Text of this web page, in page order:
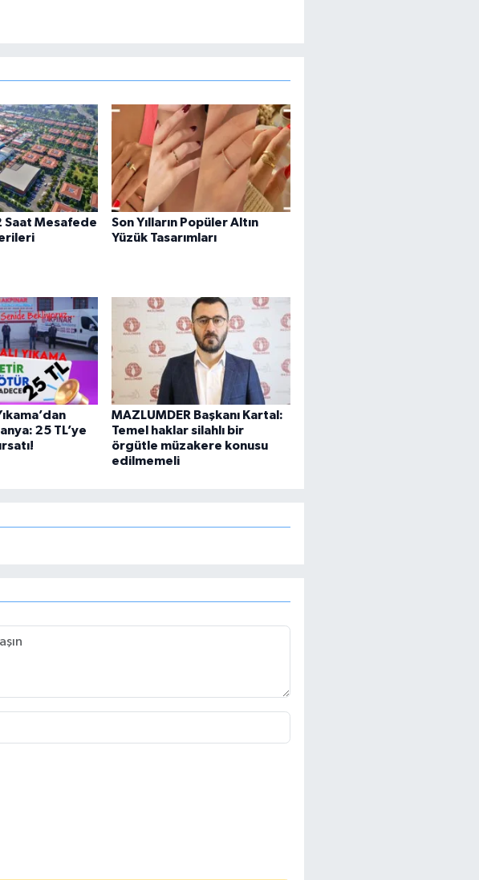
Saat Mesafede
Son Yılların Popüler Altın
Yüzük Tasarımları
25 TL’ye
MAZLUMDER Başkanı Kartal:
Temel haklar silahlı bir
örgütle müzakere konusu
edilmemeli